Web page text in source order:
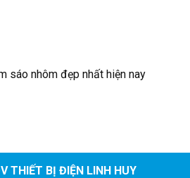
sáo nhôm đẹp nhất hiện nay
THIẾT BỊ ĐIỆN LINH HUY